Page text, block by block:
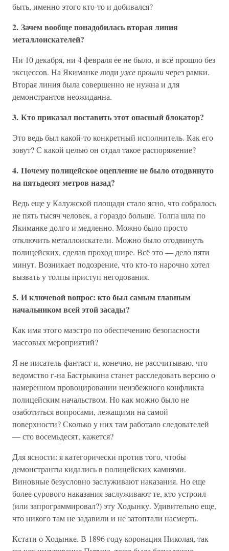
быть, именно этого кто-то и добивался?
2. Зачем вообще понадобилась вторая линия
металлоискателей?
Ни 10 декабря, ни 4 февраля ее не было, и всё прошло без
эксцессов. На Якиманке люди уже прошличерез рамки.
Вторая линия была совершенно не нужна и для
демонстрантов неожиданна.
3. Кто приказал поставить этот опасный блокатор?
Это ведь был какой-то конкретный исполнитель. Как его
зовут? С какой целью он отдал такое распоряжение?
4. Почему полицейское оцепление не было отодвинуто
на пятьдесят метров назад?
Ведь еще у Калужской площади стало ясно, что собралось
не пять тысяч человек, а гораздо больше. Толпа шла по
Якиманке долго и медленно. Можно было просто
отключить металлоискатели. Можно было отодвинуть
полицейских, сделав проход шире. Всё это — дело пяти
минут. Возникает подозрение, что кто-то нарочно хотел
вызвать у толпы приступ негодования.
5. И ключевой вопрос: кто был самым главным
начальником всей этой засады?
Как имя этого маэстро по обеспечению безопасности
массовых мероприятий?
Я не писатель-фантаст и, конечно, не рассчитываю, что
ведомство г-на Бастрыкина станет расследовать версию о
намеренном провоцировании неизбежного конфликта
полицейским начальством. Но как можно было не
озаботиться вопросами, лежащими на самой
поверхности? Сколько у них там работало следователей
— сто восемьдесят, кажется?
Для ясности: я категорически против того, чтобы
демонстранты кидались в полицейских камнями.
Виновные безусловно заслуживают наказания. Но еще
более сурового наказания заслуживают те, кто устроил
(или запрограммировал?) эту Ходынку. Удивительно еще,
что никого там не задавили и не затоптали насмерть.
Кстати о Ходынке. В 1896 году коронация Николая, так